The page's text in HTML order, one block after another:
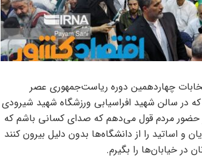
چهاردهمین دوره ریاست‌جمهوری عصر
خود که در سالن شهید افراسیابی ورزشگاه شهید شیرودی
در حضور مردم قول می‌دهم که صدای کسانی باشم که
اساتید را از دانشگاه‌ها بدون دلیل بیرون کنند
در خیابان‌ها را بگیرم.